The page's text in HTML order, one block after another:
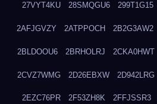
27VYT4KU 28SMQGU6 299T1G15
2AFJGVZY 2ATPPOCH 2B2G3AW2
2BLDOOU6 2BRHOLRJ 2CKA0HWT
2CVZ7WMG 2D26EBXW 2D942LRG
2EZC76PR 2F53ZH8K 2FFJSSR3